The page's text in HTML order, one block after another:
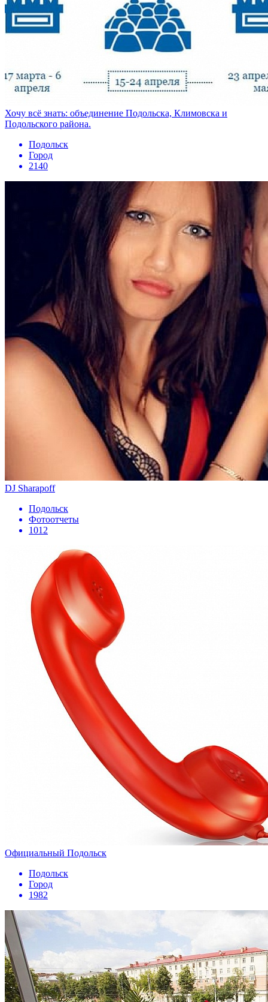
Хочу всё знать: объединение Подольска, Климовска и
Подольского района.
Подольск
Город
2140
DJ Sharapoff
Подольск
Фотоотчеты
1012
Официальный Подольск
Подольск
Город
1982